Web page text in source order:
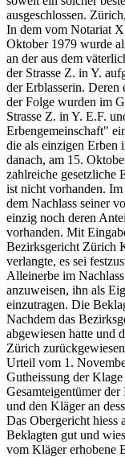
ausgeschlossen.
In dem vom Notariat
Oktober 1979 wurde
an der aus dem
der Strasse Z. in Y.
der Erblasserin.
der Folge wurden im
Strasse Z. in Y. E.F.
Erbengemeinschaft"
die als einzigen Erben
danach, am 15.
zahlreiche gesetzliche
ist nicht vorhanden.
dem Nachlass seiner
einzig noch deren
vorhanden. Mit
Bezirksgericht Zürich
verlangte, es sei
Alleinerbe im
anzuweisen, ihn als
einzutragen. Die
Nachdem das
abgewiesen hatte und
Zürich
Urteil vom 1.
Gutheissung der
Gesamteigentümer der
und den Kläger an
Das Obergericht hiess
Beklagten gut und
vom Kläger erhobene